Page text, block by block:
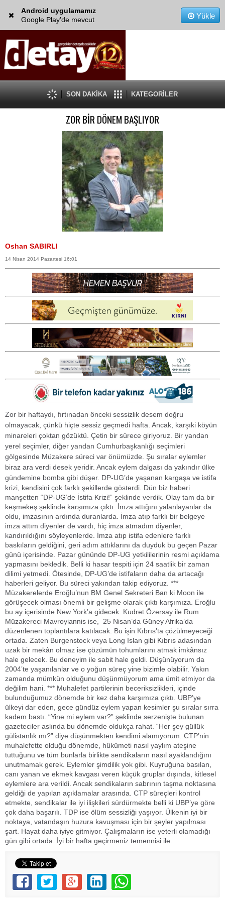
Android uygulamamız
Google Play'de mevcut
Yükle
SON DAKİKA KATEGORİLER
ZOR BİR DÖNEM BAŞLIYOR
Oshan SABIRLI
14 Nisan 2014 Pazartesi 16:01
Zor bir haftaydı, fırtınadan önceki sessizlik desem doğru
olmayacak, çünkü hiçte sessiz geçmedi hafta. Ancak, karşıki köyün
minareleri çoktan gözüktü. Çetin bir sürece giriyoruz. Bir yandan
yerel seçimler, diğer yandan Cumhurbaşkanlığı seçimleri
gölgesinde Müzakere süreci var önümüzde. Şu sıralar eylemler
biraz ara verdi desek yeridir. Ancak eylem dalgası da yakındır ülke
gündemine bomba gibi düşer. DP-UG’de yaşanan kargaşa ve istifa
krizi, kendisini çok farklı şekillerde gösterdi. Dün biz haberi
manşetten “DP-UG’de İstifa Krizi!” şeklinde verdik. Olay tam da bir
keşmekeş şeklinde karşımıza çıktı. İmza attığını yalanlayanlar da
oldu, imzasının ardında duranlarda. İmza atıp farklı bir belgeye
imza attım diyenler de vardı, hiç imza atmadım diyenler,
kandırıldığını söyleyenlerde. İmza atıp istifa edenlere farklı
baskıların geldiğini, geri adım attıklarını da duyduk bu geçen Pazar
günü içerisinde. Pazar gününde DP-UG yetkililerinin resmi açıklama
yapmasını bekledik. Belli ki hasar tespiti için 24 saatlik bir zaman
dilimi yetmedi. Ötesinde, DP-UG’de istifaların daha da artacağı
haberleri geliyor. Bu süreci yakından takip ediyoruz. ***
Müzakerelerde Eroğlu’nun BM Genel Sekreteri Ban ki Moon ile
görüşecek olması önemli bir gelişme olarak çıktı karşımıza. Eroğlu
bu ay içerisinde New York’a gidecek. Kudret Özersay ile Rum
Müzakereci Mavroyiannis ise, 25 Nisan’da Güney Afrika’da
düzenlenen toplantılara katılacak. Bu işin Kıbrıs’ta çözülmeyeceği
ortada. Zaten Burgenstock veya Long Islan gibi Kıbrıs adasından
uzak bir mekân olmaz ise çözümün tohumlarını atmak imkânsız
hale gelecek. Bu deneyim ile sabit hale geldi. Düşünüyorum da
2004’te yaşanılanlar ve o yoğun süreç yine bizimle olabilir. Yakın
zamanda mümkün olduğunu düşünmüyorum ama ümit etmiyor da
değilim hani. *** Muhalefet partilerinin beceriksizlikleri, içinde
bulunduğumuz dönemde bir kez daha karşımıza çıktı. UBP’ye
ülkeyi dar eden, gece gündüz eylem yapan kesimler şu sıralar sırra
kadem bastı. “Yine mi eylem var?” şeklinde serzenişte bulunan
gazeteciler aslında bu dönemde oldukça rahat. “Her şey güllük
gülistanlık mı?” diye düşünmekten kendimi alamıyorum. CTP’nin
muhalefette olduğu dönemde, hükümeti nasıl yaylım ateşine
tuttuğunu ve tüm bunlarla birlikte sendikaların nasıl ayaklandığını
unutmamak gerek. Eylemler şimdilik yok gibi. Kuyruğuna basılan,
canı yanan ve ekmek kavgası veren küçük gruplar dışında, kitlesel
eylemlere ara verildi. Ancak sendikaların sabrının taşma noktasına
geldiği de yapılan açıklamalar arasında. CTP süreçleri kontrol
etmekte, sendikalar ile iyi ilişkileri sürdürmekte belli ki UBP’ye göre
çok daha başarılı. TDP ise ölüm sessizliği yaşıyor. Ülkenin iyi bir
noktaya, vatandaşın huzura kavuşması için bir şeyler yapılması
şart. Hayat daha iyiye gitmiyor. Çalışmaların ise yeterli olamadığı
gün gibi ortada. İyi bir hafta geçirmeniz temennisi ile.